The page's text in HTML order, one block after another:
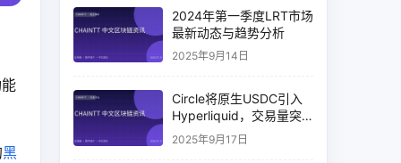
黑
2024年第一季度LRT市场
最新动态与趋势分析
2025年9月14日
Circle将原生USDC引入
Hyperliquid，交易量突
破币安14%
2025年9月17日